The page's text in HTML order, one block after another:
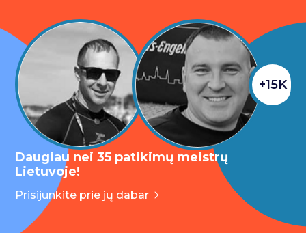
+15K
Daugiau nei 35 patikimų meistrų
Lietuvoje!
Prisijunkite prie jų dabar